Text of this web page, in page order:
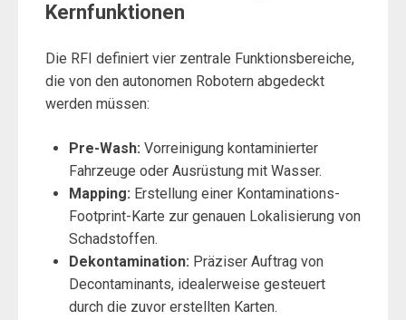
Kernfunktionen
Die RFI definiert vier zentrale Funktionsbereiche,
die von den autonomen Robotern abgedeckt
werden müssen:
Pre-Wash: Vorreinigung kontaminierter
Fahrzeuge oder Ausrüstung mit Wasser.
Mapping: Erstellung einer Kontaminations-
Footprint-Karte zur genauen Lokalisierung von
Schadstoffen.
Dekontamination: Präziser Auftrag von
Decontaminants, idealerweise gesteuert
durch die zuvor erstellten Karten.